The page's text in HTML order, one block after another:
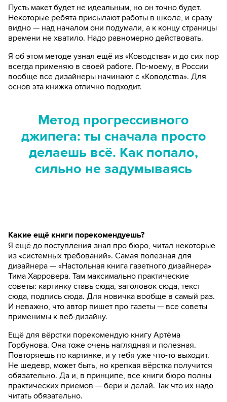
Пусть макет будет не идеальным, но он точно будет.
Некоторые ребята присылают работы в школе, и сразу
видно — над началом они подумали, а к концу страницы
времени не хватило. Надо равномерно действовать.
Я об этом методе узнал ещё из «Ководства» и до сих пор
всегда применяю в своей работе. По-моему, в России
вообще все дизайнеры начинают с «Ководства». Для
основ эта книжка отлично подходит.
Метод прогрессивного
джипега: ты сначала просто
делаешь всё. Как попало,
сильно не задумываясь
Какие ещё книги порекомендуешь?
Я ещё до поступления знал про бюро, читал некоторые
из «системных требований». Самая полезная для
дизайнера — «Настольная книга газетного дизайнера»
Тима Харровера. Там максимально практические
советы: картинку ставь сюда, заголовок сюда, текст
сюда, подпись сюда. Для новичка вообще в самый раз.
И неважно, что автор пишет про газеты — все советы
применимы к веб-дизайну.
Ещё для вёрстки порекомендую книгу Артёма
Горбунова. Она тоже очень наглядная и полезная.
Повторяешь по картинке, и у тебя уже что-то выходит.
Не шедевр, может быть, но крепкая вёрстка получится
обязательно. Да и, в принципе, все книги бюро полны
практических приёмов — бери и делай. Так что их надо
читать обязательно.